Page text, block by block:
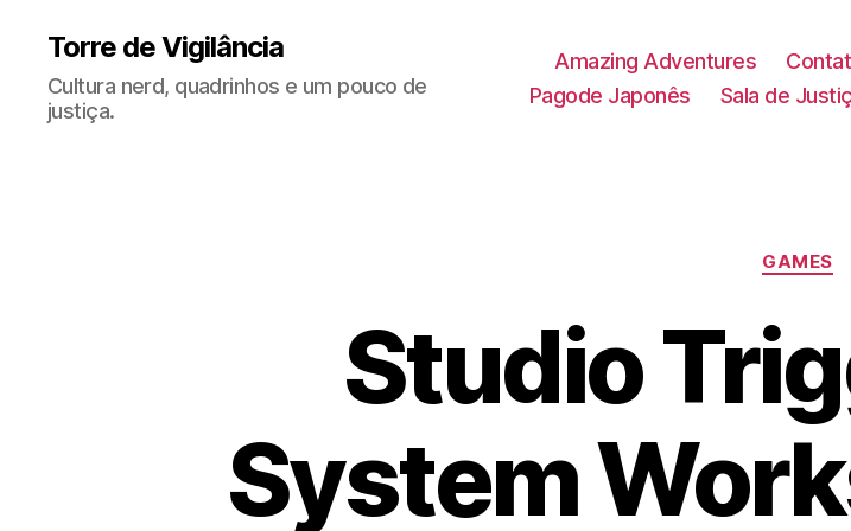
Torre de Vigilância
Cultura nerd, quadrinhos e um pouco de
justiça.
Amazing Adventures
Pagode Japonês
Sala de
GAMES
Studio
System